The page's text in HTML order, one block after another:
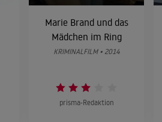
Marie Brand und das
Mädchen im Ring
KRIMINALFILM • 2014
prisma-Redaktion